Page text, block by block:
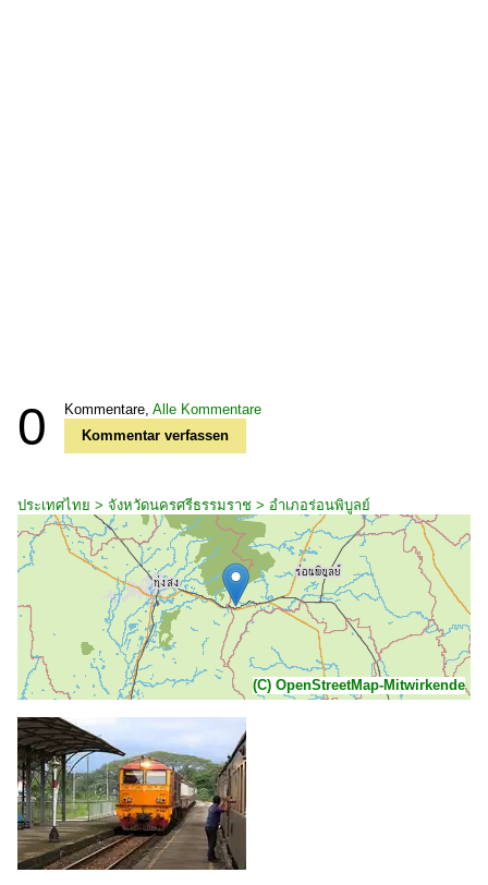
0 Kommentare, Alle Kommentare
Kommentar verfassen
ประเทศไทย > จังหวัดนครศรีธรรมราช > อำเภอร่อนพิบูลย์
(C) OpenStreetMap-Mitwirkende